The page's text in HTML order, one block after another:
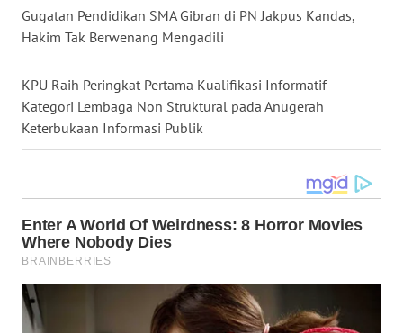
Gugatan Pendidikan SMA Gibran di PN Jakpus Kandas,
Hakim Tak Berwenang Mengadili
KPU Raih Peringkat Pertama Kualifikasi Informatif
Kategori Lembaga Non Struktural pada Anugerah
Keterbukaan Informasi Publik
WN
TANJUNG
LESUNG
WN
KARO
WN
LABUHANBATU
TAPANULI